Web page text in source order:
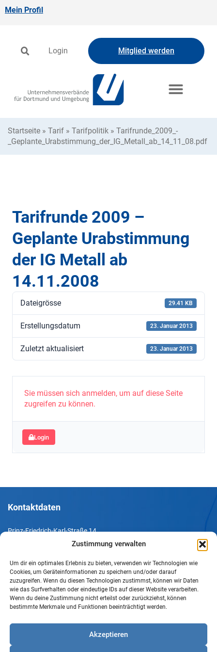
Zustimmung verwalten
Um dir ein optimales Erlebnis zu bieten, verwenden wir Technologien wie
Cookies, um Geräteinformationen zu speichern und/oder darauf
zuzugreifen. Wenn du diesen Technologien zustimmst, können wir Daten
wie das Surfverhalten oder eindeutige IDs auf dieser Website verarbeiten.
Wenn du deine Zustimmung nicht erteilst oder zurückziehst, können
bestimmte Merkmale und Funktionen beeinträchtigt werden.
Akzeptieren
Mein Profil
Login Mitglied werden
Startseite » Tarif » Tarifpolitik » Tarifrunde_2009_-
_Geplante_Urabstimmung_der_IG_Metall_ab_14_11_08.pdf
Tarifrunde 2009 –
Geplante Urabstimmung
der IG Metall ab
14.11.2008
Dateigrösse 29.41 KB
Erstellungsdatum 23. Januar 2013
Zuletzt aktualisiert 23. Januar 2013
Sie müssen sich anmelden, um auf diese Seite
zugreifen zu können.
Login
Kontaktdaten
Prinz-Friedrich-Karl-Straße 14
Tel. +49 231 952052-10
Fax +49 231 952052-60
e-Mail info@uv-do.de
Internet www.uv-do.de
Impressum